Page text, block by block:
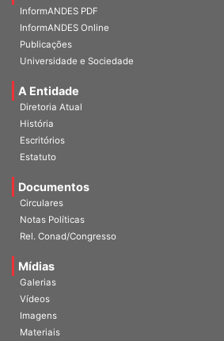
InformANDES PDF
InformANDES Online
Publicações
Universidade e Sociedade
A Entidade
Diretoria Atual
História
Escritórios
Estatuto
Documentos
Circulares
Notas Políticas
Rel. Conad/Congresso
Mídias
Galerias
Vídeos
Imagens
Materiais